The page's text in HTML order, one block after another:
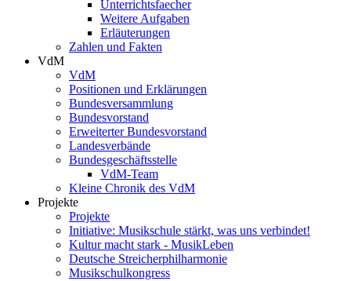
Unterrichtsfaecher
Weitere Aufgaben
Erläuterungen
Zahlen und Fakten
VdM
VdM
Positionen und Erklärungen
Bundesversammlung
Bundesvorstand
Erweiterter Bundesvorstand
Landesverbände
Bundesgeschäftsstelle
VdM-Team
Kleine Chronik des VdM
Projekte
Projekte
Initiative: Musikschule stärkt, was uns verbindet!
Kultur macht stark - MusikLeben
Deutsche Streicherphilharmonie
Musikschulkongress